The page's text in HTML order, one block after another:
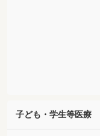
子ども・学生等医療